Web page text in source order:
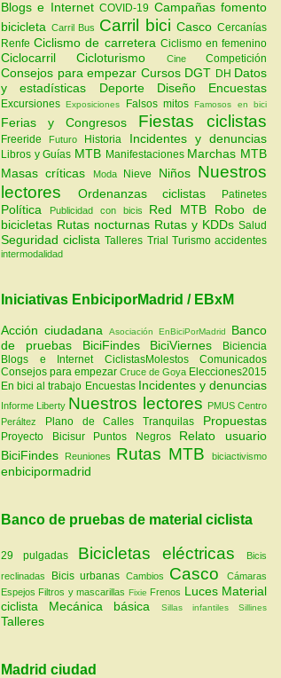
Blogs e InternetCOVID-19 Campañas fomento
bicicleta Carril Bus Carril biciCascoCercanías
RenfeCiclismo de carretera Ciclismo en femenino
CiclocarrilCicloturismo CineCompetición
Consejos para empezar Cursos DGT DH Datos
y estadísticas Deporte Diseño Encuestas
ExcursionesExposiciones Falsos mitosFamosos en bici
Ferias y Congresos Fiestas ciclistas
Freeride Futuro Historia Incidentes y denuncias
Libros y Guías MTB Manifestaciones Marchas MTB
Masas críticas
Moda Nieve Niños Nuestros
lectores
Ordenanzas ciclistas Patinetes
Política Publicidad con bicis Red MTB Robo de
bicicletas Rutas nocturnas Rutas y KDDs Salud
Seguridad ciclistaTalleres Trial Turismoaccidentes
intermodalidad
Iniciativas EnbiciporMadrid / EBxM
Acción ciudadana Asociación EnBiciPorMadrid
Banco
de pruebas
BiciFindes BiciViernes
Biciencia
Blogs e Internet
CiclistasMolestos
Comunicados
Consejos para empezar Cruce de Goya Elecciones2015
En bici al trabajo Encuestas Incidentes y denuncias
Informe Liberty Nuestros lectores
PMUS Centro
Peráltez
Plano de Calles Tranquilas Propuestas
Proyecto Bicisur Puntos Negros
Relato usuario
BiciFindes
Reuniones Rutas MTB biciactivismo
enbicipormadrid
Banco de pruebas de material ciclista
29 pulgadas Bicicletas eléctricas
Bicis
reclinadas
Bicis urbanas Cambios Casco
Cámaras
Espejos Filtros y mascarillas Fixie Frenos Luces Material
ciclista
Mecánica básica Sillas infantiles Sillines
Talleres
Madrid ciudad